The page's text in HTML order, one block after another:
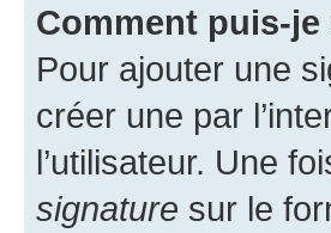
Comment puis-
Pour ajouter une
créer une par
l’utilisateur. Une
signature sur le